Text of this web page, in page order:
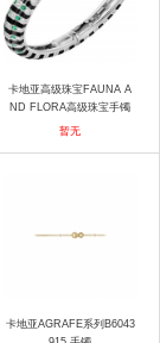
卡地亚高级珠宝FAUNA A
ND FLORA高级珠宝手镯
手镯
暂无
卡地亚AGRAFE系列B6043